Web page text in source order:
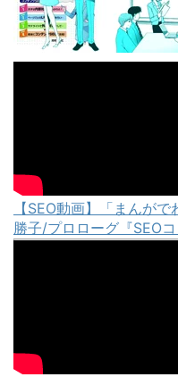
【SEO動画】「まんが
勝子/プロローグ『SEO